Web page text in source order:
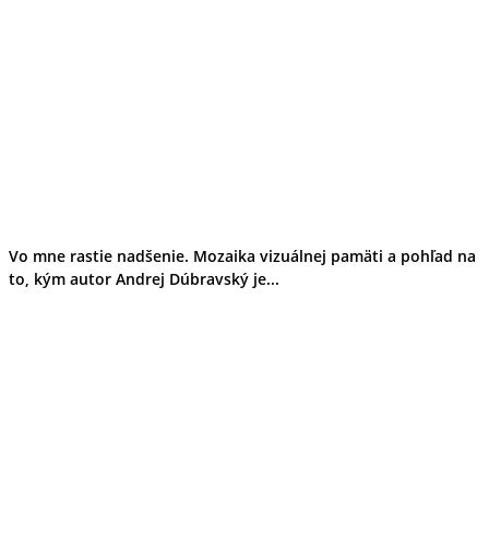
Vo mne rastie nadšenie. Mozaika vizuálnej pamäti a pohľad na
to, kým autor Andrej Dúbravský je...